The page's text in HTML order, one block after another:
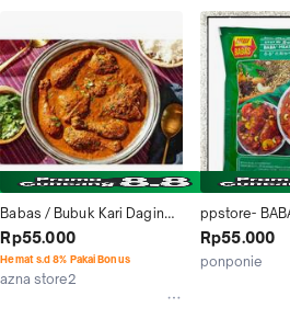
Babas / Bubuk Kari Daging
Curry Meat Powder / 250 gr
gram [ Hijau ] Terlaris
Rp55.000
Hemat s.d 8% Pakai Bonus
azna store2
ppstore-
Daging
Curry
serbuk 250 g
Rp55.000
ponponie